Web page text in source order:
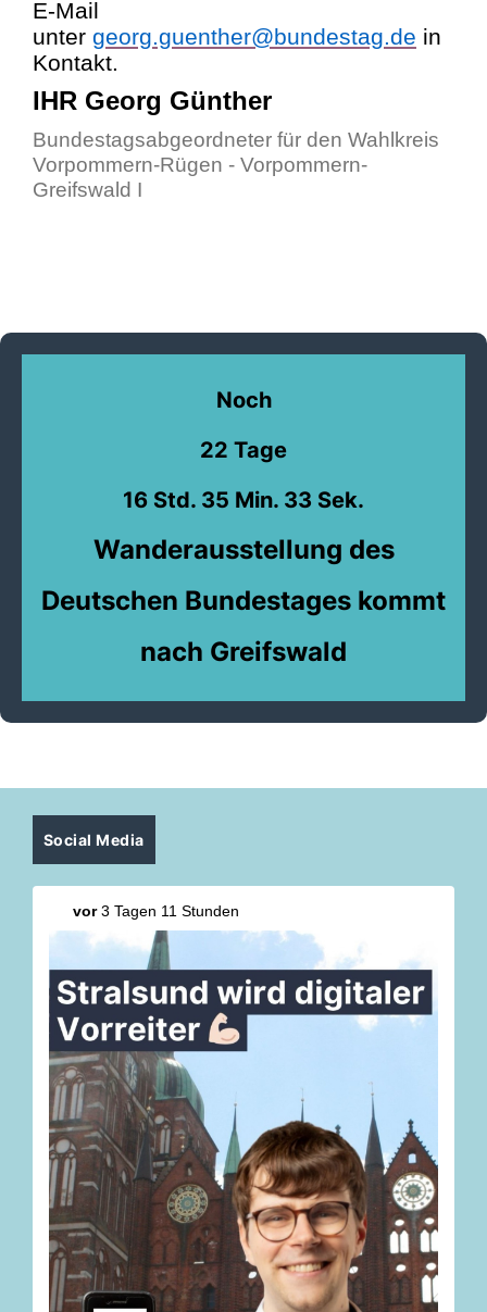
E-Mail
unter georg.guenther@bundestag.de in
Kontakt.
IHR Georg Günther
Bundestagsabgeordneter für den Wahlkreis
Vorpommern-Rügen - Vorpommern-
Greifswald I
Noch
22 Tage
16 Std. 35 Min. 32 Sek.
Wanderausstellung des
Deutschen Bundestages kommt
nach Greifswald
Social Media
vor3 Tagen 11 Stunden